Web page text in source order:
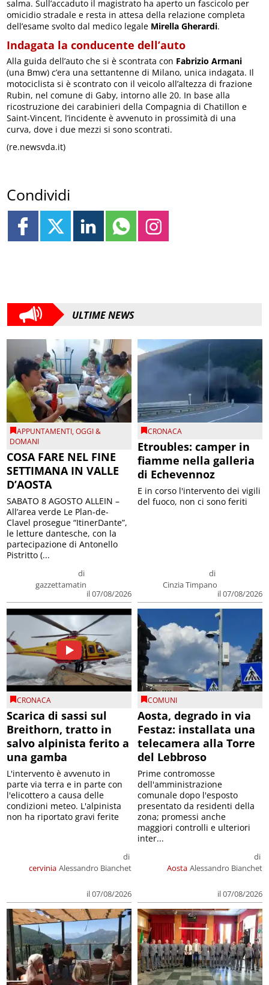
salma. Sull’accaduto il magistrato ha aperto un fascicolo per
omicidio stradale e resta in attesa della relazione completa
dell’esame svolto dal medico legale Mirella Gherardi.
Indagata la conducente dell’auto
Alla guida dell’auto che si è scontrata con Fabrizio Armani
(una Bmw) c’era una settantenne di Milano, unica indagata. Il
motociclista si è scontrato con il veicolo all’altezza di frazione
Rubin, nel comune di Gaby, intorno alle 20. In base alla
ricostruzione dei carabinieri della Compagnia di Chatillon e
Saint-Vincent, l’incidente è avvenuto in prossimità di una
curva, dove i due mezzi si sono scontrati.
(re.newsvda.it)
Condividi
ULTIME NEWS
APPUNTAMENTI,OGGI &
DOMANI
COSA FARE NEL FINE
SETTIMANA IN VALLE
D’AOSTA
di
gazzettamatin
il 07/08/2026
SABATO 8 AGOSTO ALLEIN –
All’area verde Le Plan-de-
Clavel prosegue “ItinerDante”,
le letture dantesche, con la
partecipazione di Antonello
Pistritto (...
CRONACA
Etroubles: camper in
fiamme nella galleria
di Echevennoz
di
Cinzia Timpano
il 07/08/2026
E in corso l'intervento dei vigili
del fuoco, non ci sono feriti
CRONACA
Scarica di sassi sul
Breithorn, tratto in
salvo alpinista ferito a
una gamba
cervinia
di
Alessandro Bianchet
il 07/08/2026
L'intervento è avvenuto in
parte via terra e in parte con
l'elicottero a causa delle
condizioni meteo. L'alpinista
non ha riportato gravi ferite
COMUNI
Aosta, degrado in via
Festaz: installata una
telecamera alla Torre
del Lebbroso
Aosta
di
Alessandro Bianchet
il 07/08/2026
Prime contromosse
dell'amministrazione
comunale dopo l'esposto
presentato da residenti della
zona; promessi anche
maggiori controlli e ulteriori
inter...